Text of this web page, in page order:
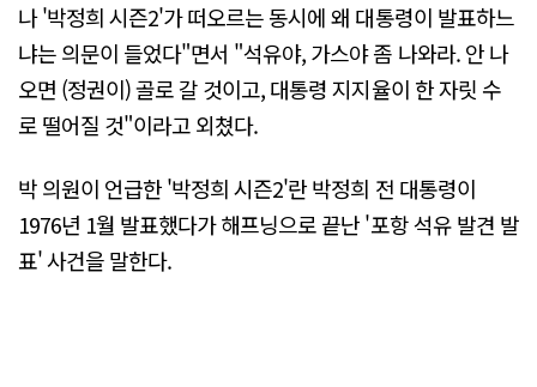
나 '박정희 시즌2'가 떠오르는 동시에 왜 대통령이 발표하느
냐는 의문이 들었다"면서 "석유야, 가스야 좀 나와라. 안 나
오면 (정권이) 골로 갈 것이고, 대통령 지지율이 한 자릿 수
로 떨어질 것"이라고 외쳤다.
박 의원이 언급한 '박정희 시즌2'란 박정희 전 대통령이
1976년 1월 발표했다가 해프닝으로 끝난 '포항 석유 발견 발
표' 사건을 말한다.